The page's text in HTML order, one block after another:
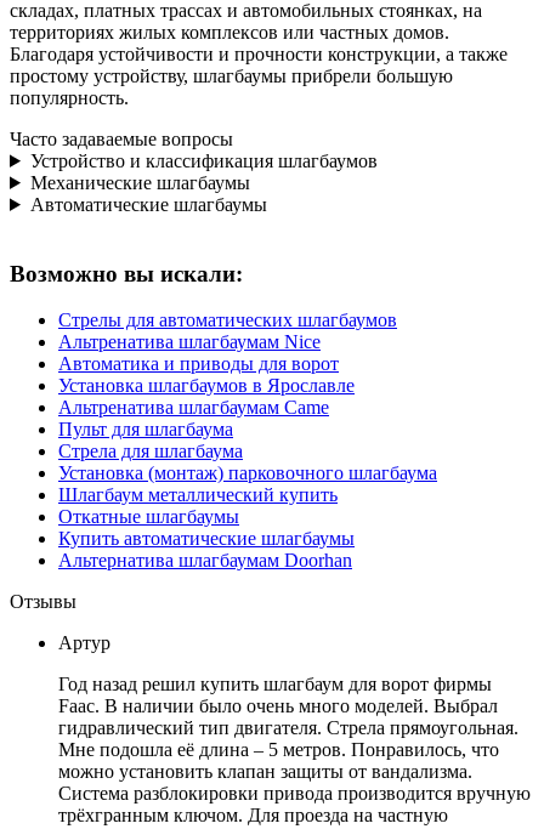
складах, платных трассах и автомобильных стоянках, на
территориях жилых комплексов или частных домов.
Благодаря устойчивости и прочности конструкции, а также
простому устройству, шлагбаумы прибрели большую
популярность.
Часто задаваемые вопросы
Устройство и классификация шлагбаумов
Механические шлагбаумы
Автоматические шлагбаумы
Возможно вы искали:
Стрелы для автоматических шлагбаумов
Альтренатива шлагбаумам Nice
Автоматика и приводы для ворот
Установка шлагбаумов в Ярославле
Альтренатива шлагбаумам Came
Пульт для шлагбаума
Стрела для шлагбаума
Установка (монтаж) парковочного шлагбаума
Шлагбаум металлический купить
Откатные шлагбаумы
Купить автоматические шлагбаумы
Альтернатива шлагбаумам Doorhan
Отзывы
Артур
Год назад решил купить шлагбаум для ворот фирмы
Faac. В наличии было очень много моделей. Выбрал
гидравлический тип двигателя. Стрела прямоугольная.
Мне подошла её длина – 5 метров. Понравилось, что
можно установить клапан защиты от вандализма.
Система разблокировки привода производится вручную
трёхгранным ключом. Для проезда на частную